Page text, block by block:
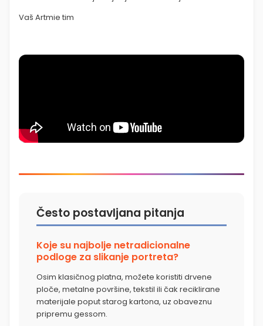
Vaš Artmie tim
Često postavljana pitanja
Koje su najbolje netradicionalne
podloge za slikanje portreta?
Osim klasičnog platna, možete koristiti drvene
ploče, metalne površine, tekstil ili čak reciklirane
materijale poput starog kartona, uz obaveznu
pripremu gessom.